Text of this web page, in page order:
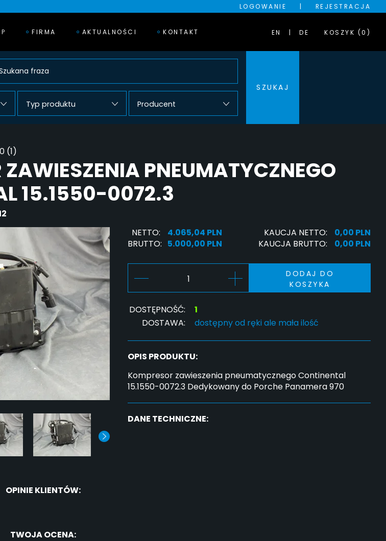
LOGOWANIE | REJESTRACJA
FIRMA AKTUALNOŚCI KONTAKT EN DE KOSZYK (0)
Typ produktu Producent
SZUKAJ
(1)
ZAWIESZENIA PNEUMATYCZNEGO
15.1550-0072.3
NETTO:
4.065,04 PLN
BRUTTO: 5.000,00 PLN
KAUCJA NETTO:
0,00 PLN
KAUCJA BRUTTO:
0,00 PLN
DODAJ DO
KOSZYKA
DOSTĘPNOŚĆ:
1
DOSTAWA:
dostępny od ręki ale mała ilość
OPIS PRODUKTU:
Kompresor zawieszenia pneumatycznego Continental
15.1550-0072.3 Dedykowany do Porche Panamera 970
DANE TECHNICZNE:
OPINIE KLIENTÓW:
TWOJA OCENA: